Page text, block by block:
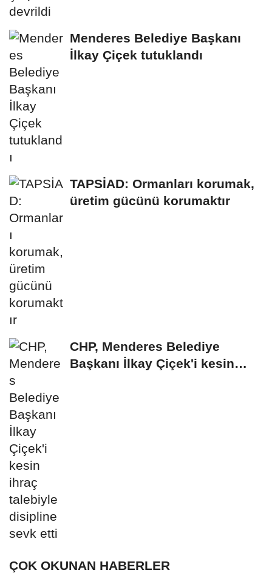
Menderes Belediye Başkanı
İlkay Çiçek tutuklandı
TAPSİAD: Ormanları korumak,
üretim gücünü korumaktır
CHP, Menderes Belediye
Başkanı İlkay Çiçek'i kesin
ÇOK OKUNAN HABERLER